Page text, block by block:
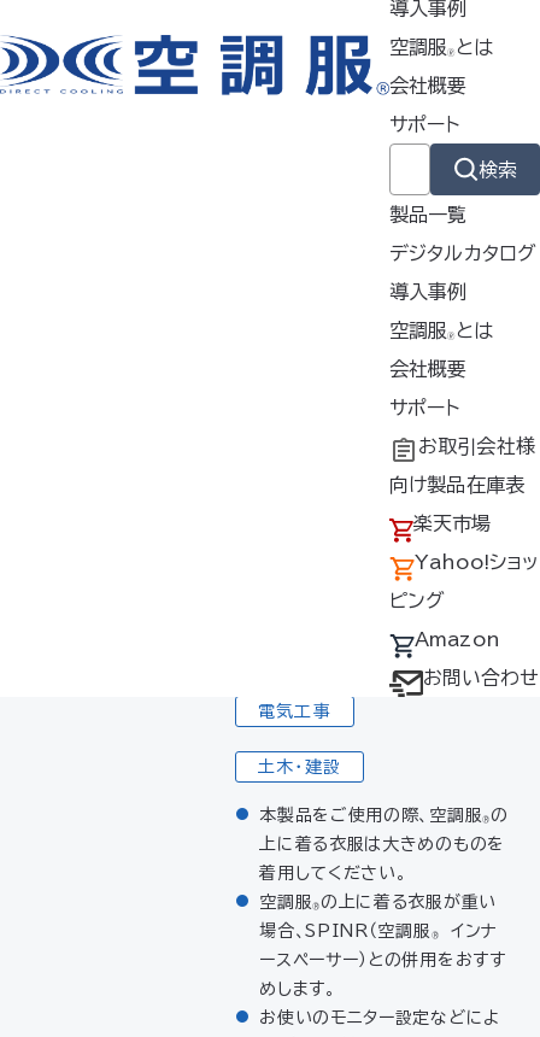
導入事例
空調服🄬 とは
会社概要
サポート
検索
製品一覧
デジタルカタログ
導入事例
導入事例
共同開発
工場シミュレーシ
ョン
空調服🄬 とは
空調服 ®とは
開発秘話
会社概要
企業理念
会社概要
会社沿革
アクセス
採用情報
サポート
よくあるご質問
不要なバッテリー
の回収について
デバイス・ファン
オプション対応表
取扱説明書ダウ
ンロードサービス
扱い店舗
お取引会社様
向け製品在庫表
楽天市場
Yahoo!ショッ
ピング
Amazon
お問い合わせ
1012
シリーズ/ FAN2200 シ
リーズ
/ FAN2300 / FAN24
電気工事
土木・建設
本製品をご使用の際、空調服 ® の
上に着る衣服は大きめのものを
着用してください。
空調服 ® の上に着る衣服が重い
場合、SPINR（空調服
®
インナ
ースペーサー）との併用をおすす
めします。
お使いのモニター設定などによ